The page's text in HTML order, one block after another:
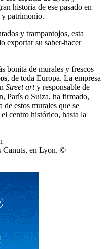
historia de ese pasado en
y patrimonio.
y trampantojos, esta
exportar su saber-hacer
bonita de murales y frescos
, de toda Europa. La empresa
Street arty responsable de
París o Suiza, ha firmado,
de estos murales que se
centro histórico, hasta la
Canuts, en Lyon. ©